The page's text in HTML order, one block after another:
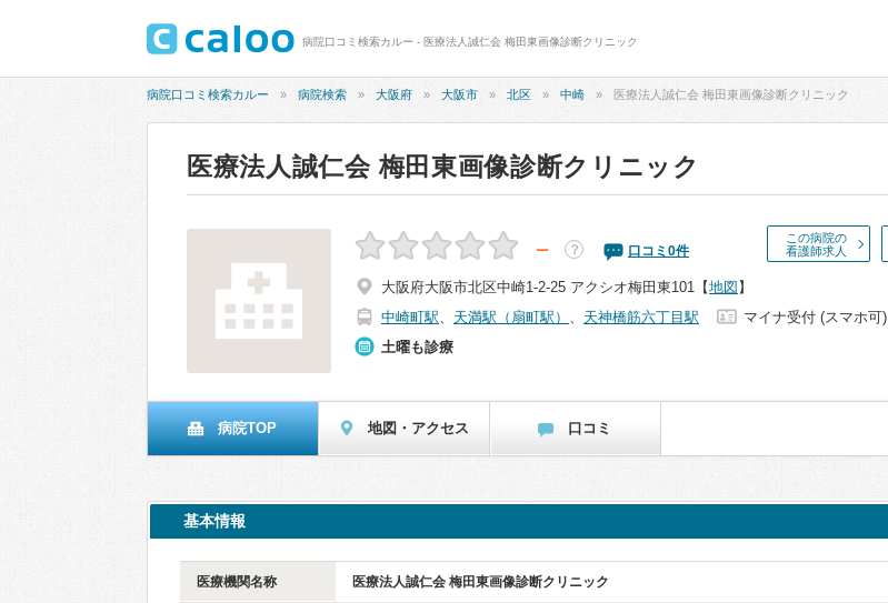
病院口コミ検索カルー - 医療法人誠仁会 梅田東画像診断クリニック
病院口コミ検索カルー 病院検索 大阪府 大阪市 北区 中崎 医療法人誠仁会 梅田東画像診断クリニック
医療法人誠仁会 梅田東画像診断クリニック
この病院の
看護師求人
－ ？ 口コミ 0件
大阪府大阪市北区中崎1-2-25 アクシオ梅田東101 【地図 】
中崎町駅、 天満駅（扇町駅） 、 天神橋筋六丁目駅
マイナ受付 (スマホ可)
土曜も診療
病院TOP 地図・アクセス 口コミ
基本情報
医療機関名称 医療法人誠仁会 梅田東画像診断クリニック